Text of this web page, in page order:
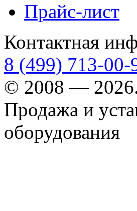
Прайс-лист
Контактная
8 (499) 713-00-
© 2008 —
Продажа и
оборудования